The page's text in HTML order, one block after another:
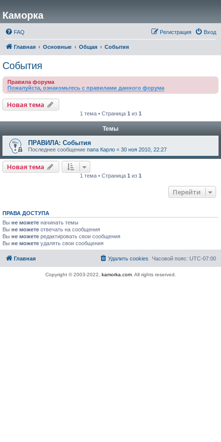
Каморка
FAQ Вход
Регистрация
Главная Основные Общая События
События
Правила форума
Пожалуйста, ознакомьтесь с правилами данного форума
Новая тема
1 тема • Страница 1 из 1
Темы
ПРАВИЛА: События
Последнее сообщение папа Карло « 30 ноя 2010, 22:27
Новая тема
1 тема • Страница 1 из 1
Перейти
ПРАВА ДОСТУПА
Вы не можете начинать темы
Вы не можете отвечать на сообщения
Вы не можете редактировать свои сообщения
Вы не можете удалять свои сообщения
Главная Часовой пояс: UTC-07:00
Удалить cookies
Copyright © 2003-2022, kamorka.com. All rights reserved.